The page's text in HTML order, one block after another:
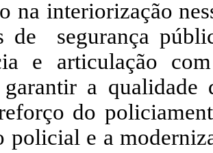
na interiorização
de segurança
e articulação
a qualidade
do
policial e a